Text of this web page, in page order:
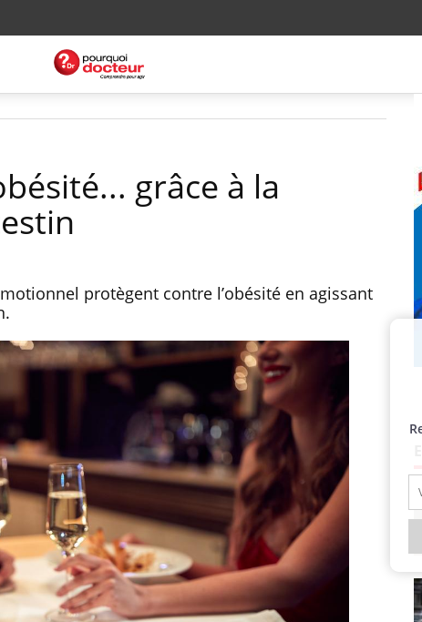
grâce à la
protègent contre l’obésité en agissant
empêche-t-elle
la nuit ?
: la fin du comprimé
les jours se profile-t-
?
Fortes chaleurs :
pourquoi le risque de
noyade grimpe-t-il ?
Le Viagra pourrait-il
cancer ?